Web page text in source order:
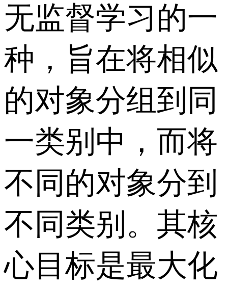
无监督学习的一
种，旨在将相似
的对象分组到同
一类别中，而将
不同的对象分到
不同类别。其核
心目标是最大化